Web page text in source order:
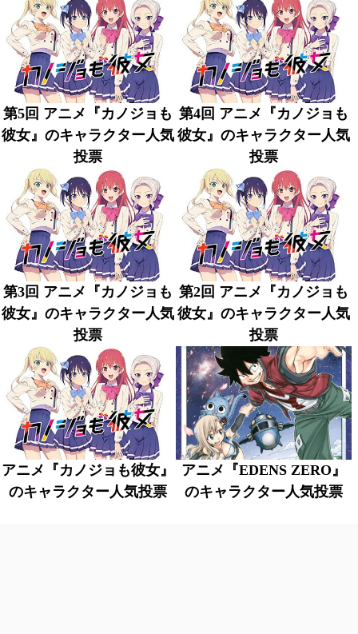
第5回 アニメ『カノジョも
彼女』のキャラクター人気
投票
第4回 アニメ『カノジョも
彼女』のキャラクター人気
投票
第3回 アニメ『カノジョも
彼女』のキャラクター人気
投票
第2回 アニメ『カノジョも
彼女』のキャラクター人気
投票
アニメ『カノジョも彼女』
のキャラクター人気投票
アニメ『EDENS ZERO』
のキャラクター人気投票